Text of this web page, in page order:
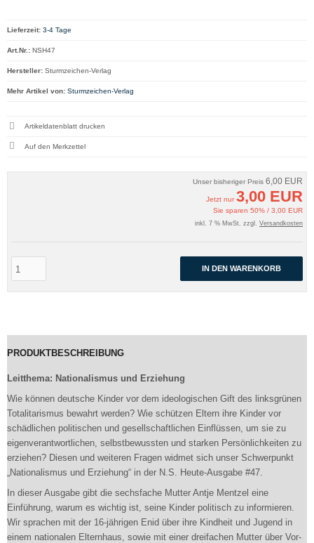
Unser bisheriger Preis 6,00 EUR
Jetzt nur3,00 EUR
Sie sparen 50% / 3,00 EUR
inkl. 7 % MwSt. zzgl. Versandkosten
IN DEN WARENKORB
Lieferzeit: 3-4 Tage
Art.Nr.: NSH47
Hersteller: Sturmzeichen-Verlag
Mehr Artikel von: Sturmzeichen-Verlag
Artikeldatenblatt drucken
PRODUKTBESCHREIBUNG
Leitthema: Nationalismus und Erziehung
Wie können deutsche Kinder vor dem ideologischen Gift des linksgrünen
Totalitarismus bewahrt werden? Wie schützen Eltern ihre Kinder vor
schädlichen politischen und gesellschaftlichen Einflüssen, um sie zu
eigenverantwortlichen, selbstbewussten und starken Persönlichkeiten zu
erziehen? Diesen und weiteren Fragen widmet sich unser Schwerpunkt
„Nationalismus und Erziehung“ in der N.S. Heute-Ausgabe #47.
In dieser Ausgabe gibt die sechsfache Mutter Antje Mentzel eine
Einführung, warum es wichtig ist, seine Kinder politisch zu informieren.
Wir sprachen mit der 16-jährigen Enid über ihre Kindheit und Jugend in
einem nationalen Elternhaus, sowie mit einer dreifachen Mutter über Vor-